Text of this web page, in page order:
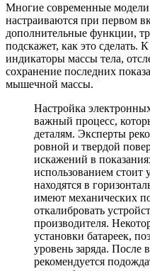
Многие современные модели
настраиваются при первом
дополнительные функции,
подскажет, как это сделать.
индикаторы массы тела,
сохранение последних
мышечной массы.
Настройка
важный процесс,
деталям. Эксперты
ровной и твердой
искажений в
использованием стоит
находятся в
имеют механических
откалибровать
производителя.
установки батареек,
уровень заряда. После
рекомендуется